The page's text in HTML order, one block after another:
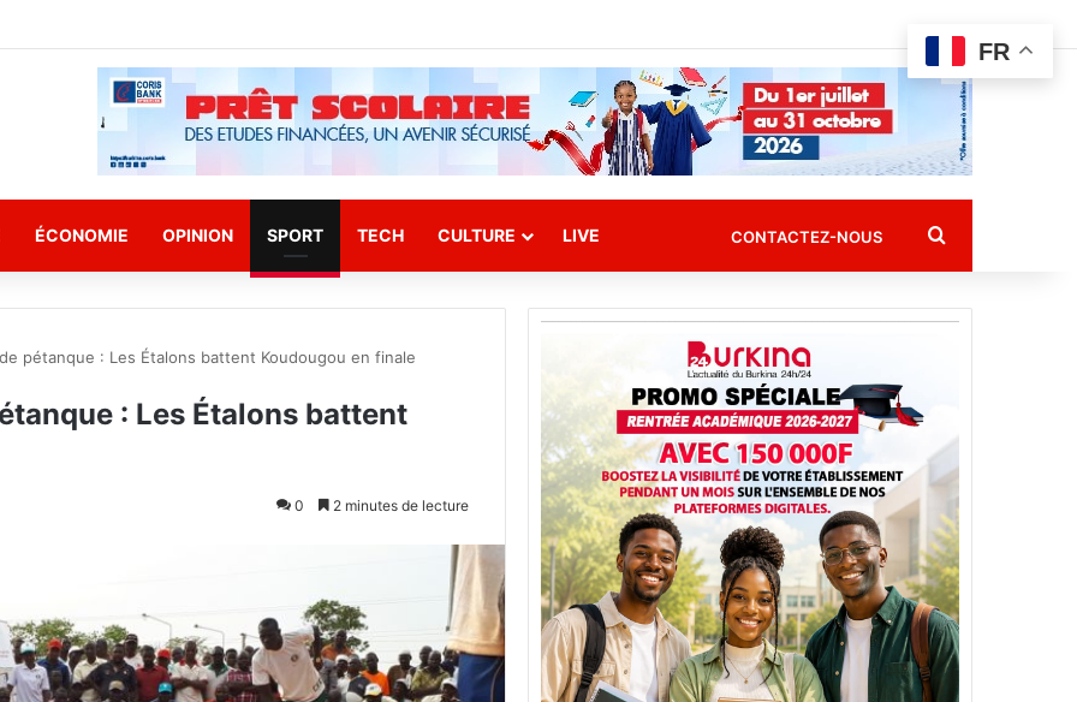
ÉCONOMIE OPINION SPORT TECH CULTURE LIVE CONTACTEZ-NOUS Rechercher
de pétanque : Les Étalons battent Koudougou en finale
: Les Étalons battent
0 2 minutes de lecture
FR